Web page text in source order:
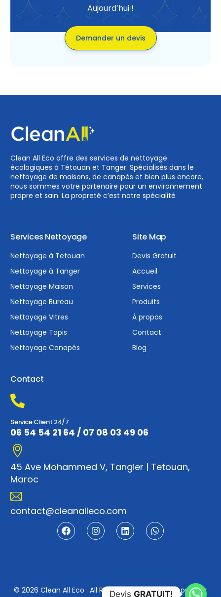
Aujourd’hui !
Demander un devis
Clean All Eco offre des services de nettoyage
écologiques à Tétouan et Tanger. Spécialisés dans le
nettoyage de maisons, de canapés et bien plus encore,
nous sommes votre partenaire pour un environnement
propre et sain. La propreté c’est notre spécialité
Services Nettoyage
Nettoyage à Tetouan
Nettoyage à Tanger
Nettoyage Maison
Nettoyage Bureau
Nettoyage Vitres
Nettoyage Tapis
Nettoyage Canapés
Site Map
Devis Gratuit
Accueil
Services
Produits
À propos
Contact
Blog
Contact
Service Client 24/7
06 54 54 21 64 / 07 08 03 49 06
45 Ave Mohammed V, Tangier | Tetouan,
Maroc
contact@cleanalleco.com
© 2026 Clean All Eco . All Rights Reserved. Développé par
Devis Gratuit
Devis GRATUIT!